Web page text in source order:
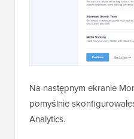
Na następnym ekranie
pomyślnie
Analytics.